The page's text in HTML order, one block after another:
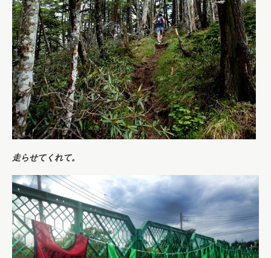
走らせてくれて。